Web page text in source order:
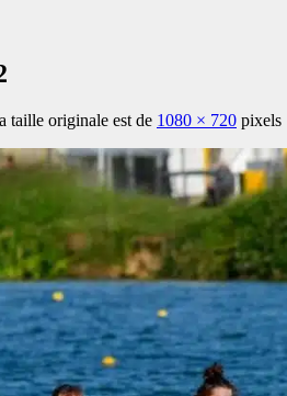
taille originale est de 1080 × 720 pixels